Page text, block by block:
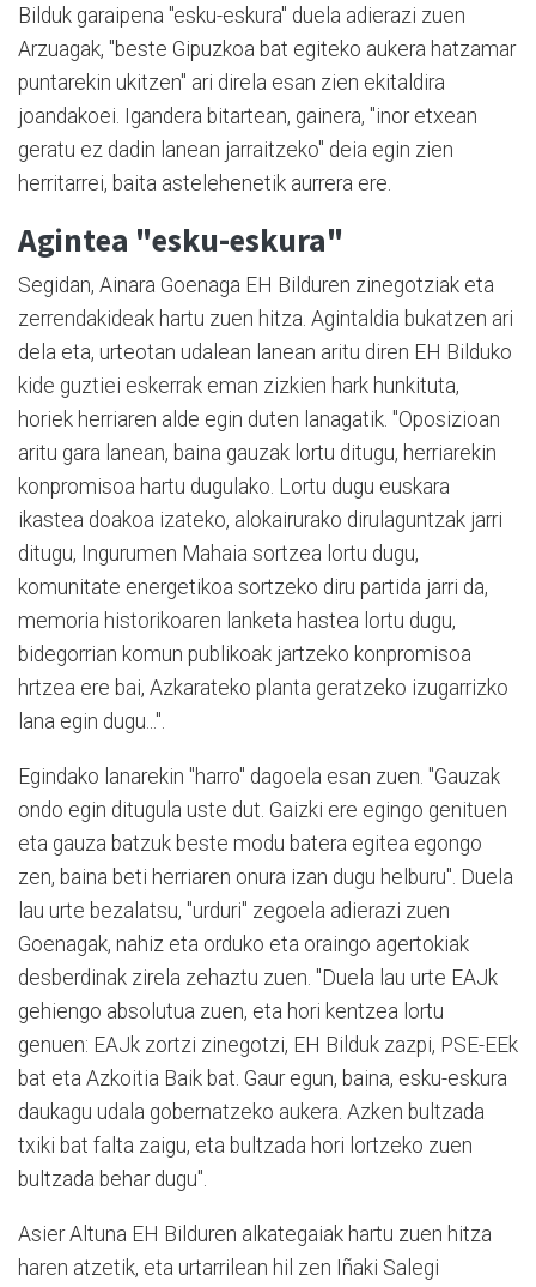
Bilduk garaipena "esku-eskura" duela adierazi zuen
Arzuagak, "beste Gipuzkoa bat egiteko aukera hatzamar
puntarekin ukitzen" ari direla esan zien ekitaldira
joandakoei. Igandera bitartean, gainera, "inor etxean
geratu ez dadin lanean jarraitzeko" deia egin zien
herritarrei, baita astelehenetik aurrera ere.
Agintea "esku-eskura"
Segidan, Ainara Goenaga EH Bilduren zinegotziak eta
zerrendakideak hartu zuen hitza. Agintaldia bukatzen ari
dela eta, urteotan udalean lanean aritu diren EH Bilduko
kide guztiei eskerrak eman zizkien hark hunkituta,
horiek herriaren alde egin duten lanagatik. "Oposizioan
aritu gara lanean, baina gauzak lortu ditugu, herriarekin
konpromisoa hartu dugulako. Lortu dugu euskara
ikastea doakoa izateko, alokairurako dirulaguntzak jarri
ditugu, Ingurumen Mahaia sortzea lortu dugu,
komunitate energetikoa sortzeko diru partida jarri da,
memoria historikoaren lanketa hastea lortu dugu,
bidegorrian komun publikoak jartzeko konpromisoa
hrtzea ere bai, Azkarateko planta geratzeko izugarrizko
lana egin dugu...".
Egindako lanarekin "harro" dagoela esan zuen. "Gauzak
ondo egin ditugula uste dut. Gaizki ere egingo genituen
eta gauza batzuk beste modu batera egitea egongo
zen, baina beti herriaren onura izan dugu helburu". Duela
lau urte bezalatsu, "urduri" zegoela adierazi zuen
Goenagak, nahiz eta orduko eta oraingo agertokiak
desberdinak zirela zehaztu zuen. "Duela lau urte EAJk
gehiengo absolutua zuen, eta hori kentzea lortu
genuen: EAJk zortzi zinegotzi, EH Bilduk zazpi, PSE-EEk
bat eta Azkoitia Baik bat. Gaur egun, baina, esku-eskura
daukagu udala gobernatzeko aukera. Azken bultzada
txiki bat falta zaigu, eta bultzada hori lortzeko zuen
bultzada behar dugu".
Asier Altuna EH Bilduren alkategaiak hartu zuen hitza
haren atzetik, eta urtarrilean hil zen Iñaki Salegi